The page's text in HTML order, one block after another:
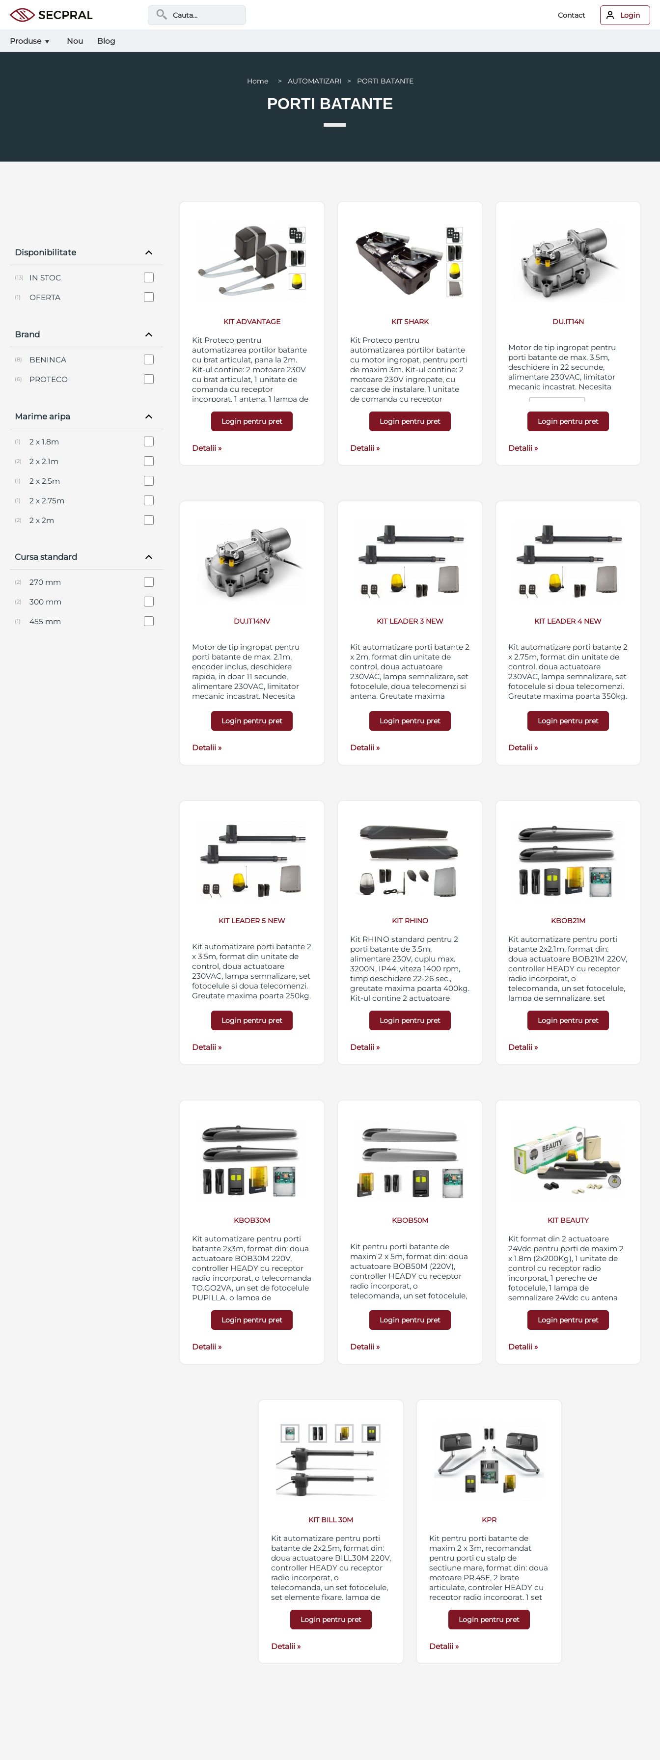
Contact Login
Produse Nou Blog
Home > AUTOMATIZARI > PORTI BATANTE
PORTI BATANTE
Disponibilitate
IN STOC
(13)
OFERTA
(1)
Brand
BENINCA
(8)
PROTECO
(6)
Marime aripa
2 x 1.8m
(1)
2 x 2.1m
(2)
2 x 2.5m
(1)
2 x 2.75m
(1)
2 x 2m
(2)
2 x 3m
(3)
2 x 5m
(1)
Cursa standard
270 mm
(2)
300 mm
(2)
455 mm
(1)
KIT ADVANTAGE
Kit Proteco pentru
automatizarea portilor batante
cu brat articulat, pana la 2m.
Kit-ul contine: 2 motoare 230V
cu brat articulat, 1 unitate de
comanda cu receptor
incorporat, 1 antena, 1 lampa de
pereche de fotocelule
Login pentru pret
Detalii »
KIT SHARK
Kit Proteco pentru
automatizarea portilor batante
cu motor ingropat, pentru porti
de maxim 3m. Kit-ul contine: 2
motoare 230V ingropate, cu
carcase de instalare, 1 unitate
de comanda cu receptor
antena, 1 lampa de semnalizare,
2 telecomenzi, 1 pereche de
Login pentru pret
Detalii »
DU.IT14N
Motor de tip ingropat pentru
porti batante de max. 3.5m,
deschidere in 22 secunde,
alimentare 230VAC, limitator
mecanic incastrat. Necesita
Login pentru pret
Detalii »
DU.IT14NV
Motor de tip ingropat pentru
porti batante de max. 2.1m,
encoder inclus, deschidere
rapida, in doar 11 secunde,
alimentare 230VAC, limitator
mecanic incastrat. Necesita
cutia si kit-ul
SB-DUIT.K
Login pentru pret
Detalii »
KIT LEADER 3 NEW
Kit automatizare porti batante 2
x 2m, format din unitate de
control, doua actuatoare
230VAC, lampa semnalizare, set
fotocelule, doua telecomenzi si
antena. Greutate maxima
Login pentru pret
Detalii »
KIT LEADER 4 NEW
Kit automatizare porti batante 2
x 2.75m, format din unitate de
control, doua actuatoare
230VAC, lampa semnalizare, set
fotocelule si doua telecomenzi.
Greutate maxima poarta 350kg.
Login pentru pret
Detalii »
KIT LEADER 5 NEW
Kit automatizare porti batante 2
x 3.5m, format din unitate de
control, doua actuatoare
230VAC, lampa semnalizare, set
fotocelule si doua telecomenzi.
Greutate maxima poarta 250kg.
Login pentru pret
Detalii »
KIT RHINO
Kit RHINO standard pentru 2
porti batante de 3.5m,
alimentare 230V, cuplu max.
3200N, IP44, viteza 1400 rpm,
timp deschidere 22-26 sec.,
greutate maxima poarta 400kg.
Kit-ul contine 2 actuatoare
pereche fotocelule RF40, 2
telecomenzi radio IKON, 1
unitate de control cu receptor
Login pentru pret
Detalii »
KBOB21M
Kit automatizare pentru porti
batante 2x2.1m, format din:
doua actuatoare BOB21M 220V,
controller HEADY cu receptor
radio incorporat, o
telecomanda, un set fotocelule,
lampa de semnalizare, set
Login pentru pret
Detalii »
KBOB30M
Kit automatizare pentru porti
batante 2x3m, format din: doua
actuatoare BOB30M 220V,
controller HEADY cu receptor
radio incorporat, o telecomanda
TO.GO2VA, un set de fotocelule
PUPILLA, o lampa de
elemente de fixare
Login pentru pret
Detalii »
KBOB50M
Kit pentru porti batante de
maxim 2 x 5m, format din: doua
actuatoare BOB50M (220V),
controller HEADY cu receptor
radio incorporat, o
telecomanda, un set fotocelule,
LAMPY, set elemente de fixare.
Login pentru pret
Detalii »
KIT BEAUTY
Kit format din 2 actuatoare
24Vdc pentru porti de maxim 2
x 1.8m (2x200Kg), 1 unitate de
control cu receptor radio
incorporat, 1 pereche de
fotocelule, 1 lampa de
semnalizare 24Vdc cu antena
433,92 MHz, 1 placuta de
avertizare
Login pentru pret
Detalii »
KIT BILL 30M
Kit automatizare pentru porti
batante de 2x2.5m, format din:
doua actuatoare BILL30M 220V,
controller HEADY cu receptor
radio incorporat, o
telecomanda, un set fotocelule,
set elemente fixare, lampa de
Login pentru pret
Detalii »
KPR
Kit pentru porti batante de
maxim 2 x 3m, recomandat
pentru porti cu stalp de
sectiune mare, format din: doua
motoare PR.45E, 2 brate
articulate, controler HEADY cu
receptor radio incorporat, 1 set
elemente de fixare, lampa de
semnalizare.
Login pentru pret
Detalii »